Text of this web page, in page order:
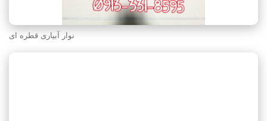
نوار آبیاری قطره ای